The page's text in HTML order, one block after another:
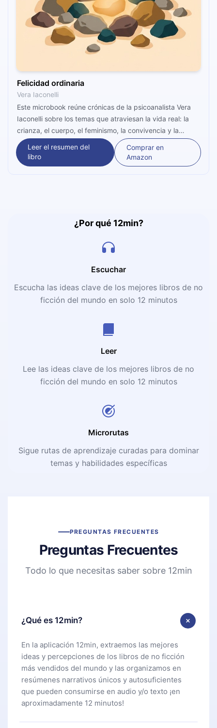
Felicidad ordinaria
Vera Iaconelli
Este microbook reúne crónicas de la psicoanalista Vera
Iaconelli sobre los temas que atraviesan la vida real: la
crianza, el cuerpo, el feminismo, la convivencia y la
política. A través del psicoanálisis aplicado a lo cotidiano,
usted va a descubrir que la felicidad no es un estado
permanente sino destellos de sentido en medio de una
Leer el resumen del
libro
Comprar en
Amazon
¿Por qué 12min?
Escuchar
Escucha las ideas clave de los mejores libros de no
ficción del mundo en solo 12 minutos
Leer
Lee las ideas clave de los mejores libros de no
ficción del mundo en solo 12 minutos
Microrutas
Sigue rutas de aprendizaje curadas para dominar
temas y habilidades específicas
PREGUNTAS FRECUENTES
Preguntas Frecuentes
Todo lo que necesitas saber sobre 12min
¿Qué es 12min?
En la aplicación 12min, extraemos las mejores
ideas y percepciones de los libros de no ficción
más vendidos del mundo y las organizamos en
resúmenes narrativos únicos y autosuficientes
que pueden consumirse en audio y/o texto ¡en
aproximadamente 12 minutos!